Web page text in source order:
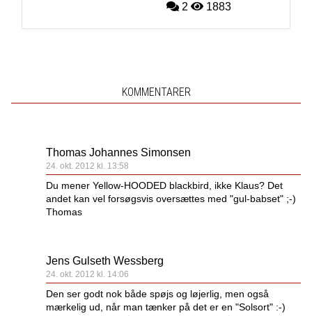
2 1883
KOMMENTARER
Thomas Johannes Simonsen
24. okt. 2012 kl. 13:58
Du mener Yellow-HOODED blackbird, ikke Klaus? Det
andet kan vel forsøgsvis oversættes med "gul-babset" ;-)
Thomas
Jens Gulseth Wessberg
24. okt. 2012 kl. 14:06
Den ser godt nok både spøjs og løjerlig, men også
mærkelig ud, når man tænker på det er en "Solsort" :-)